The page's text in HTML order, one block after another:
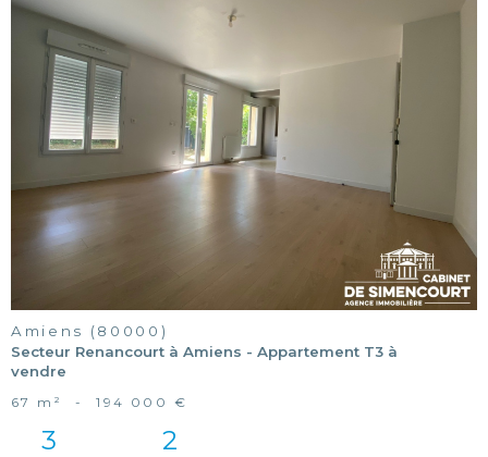
voir le
bien
Amiens (80000)
Secteur Renancourt à Amiens - Appartement T3 à
vendre
67 m² - 194 000 €
3 2